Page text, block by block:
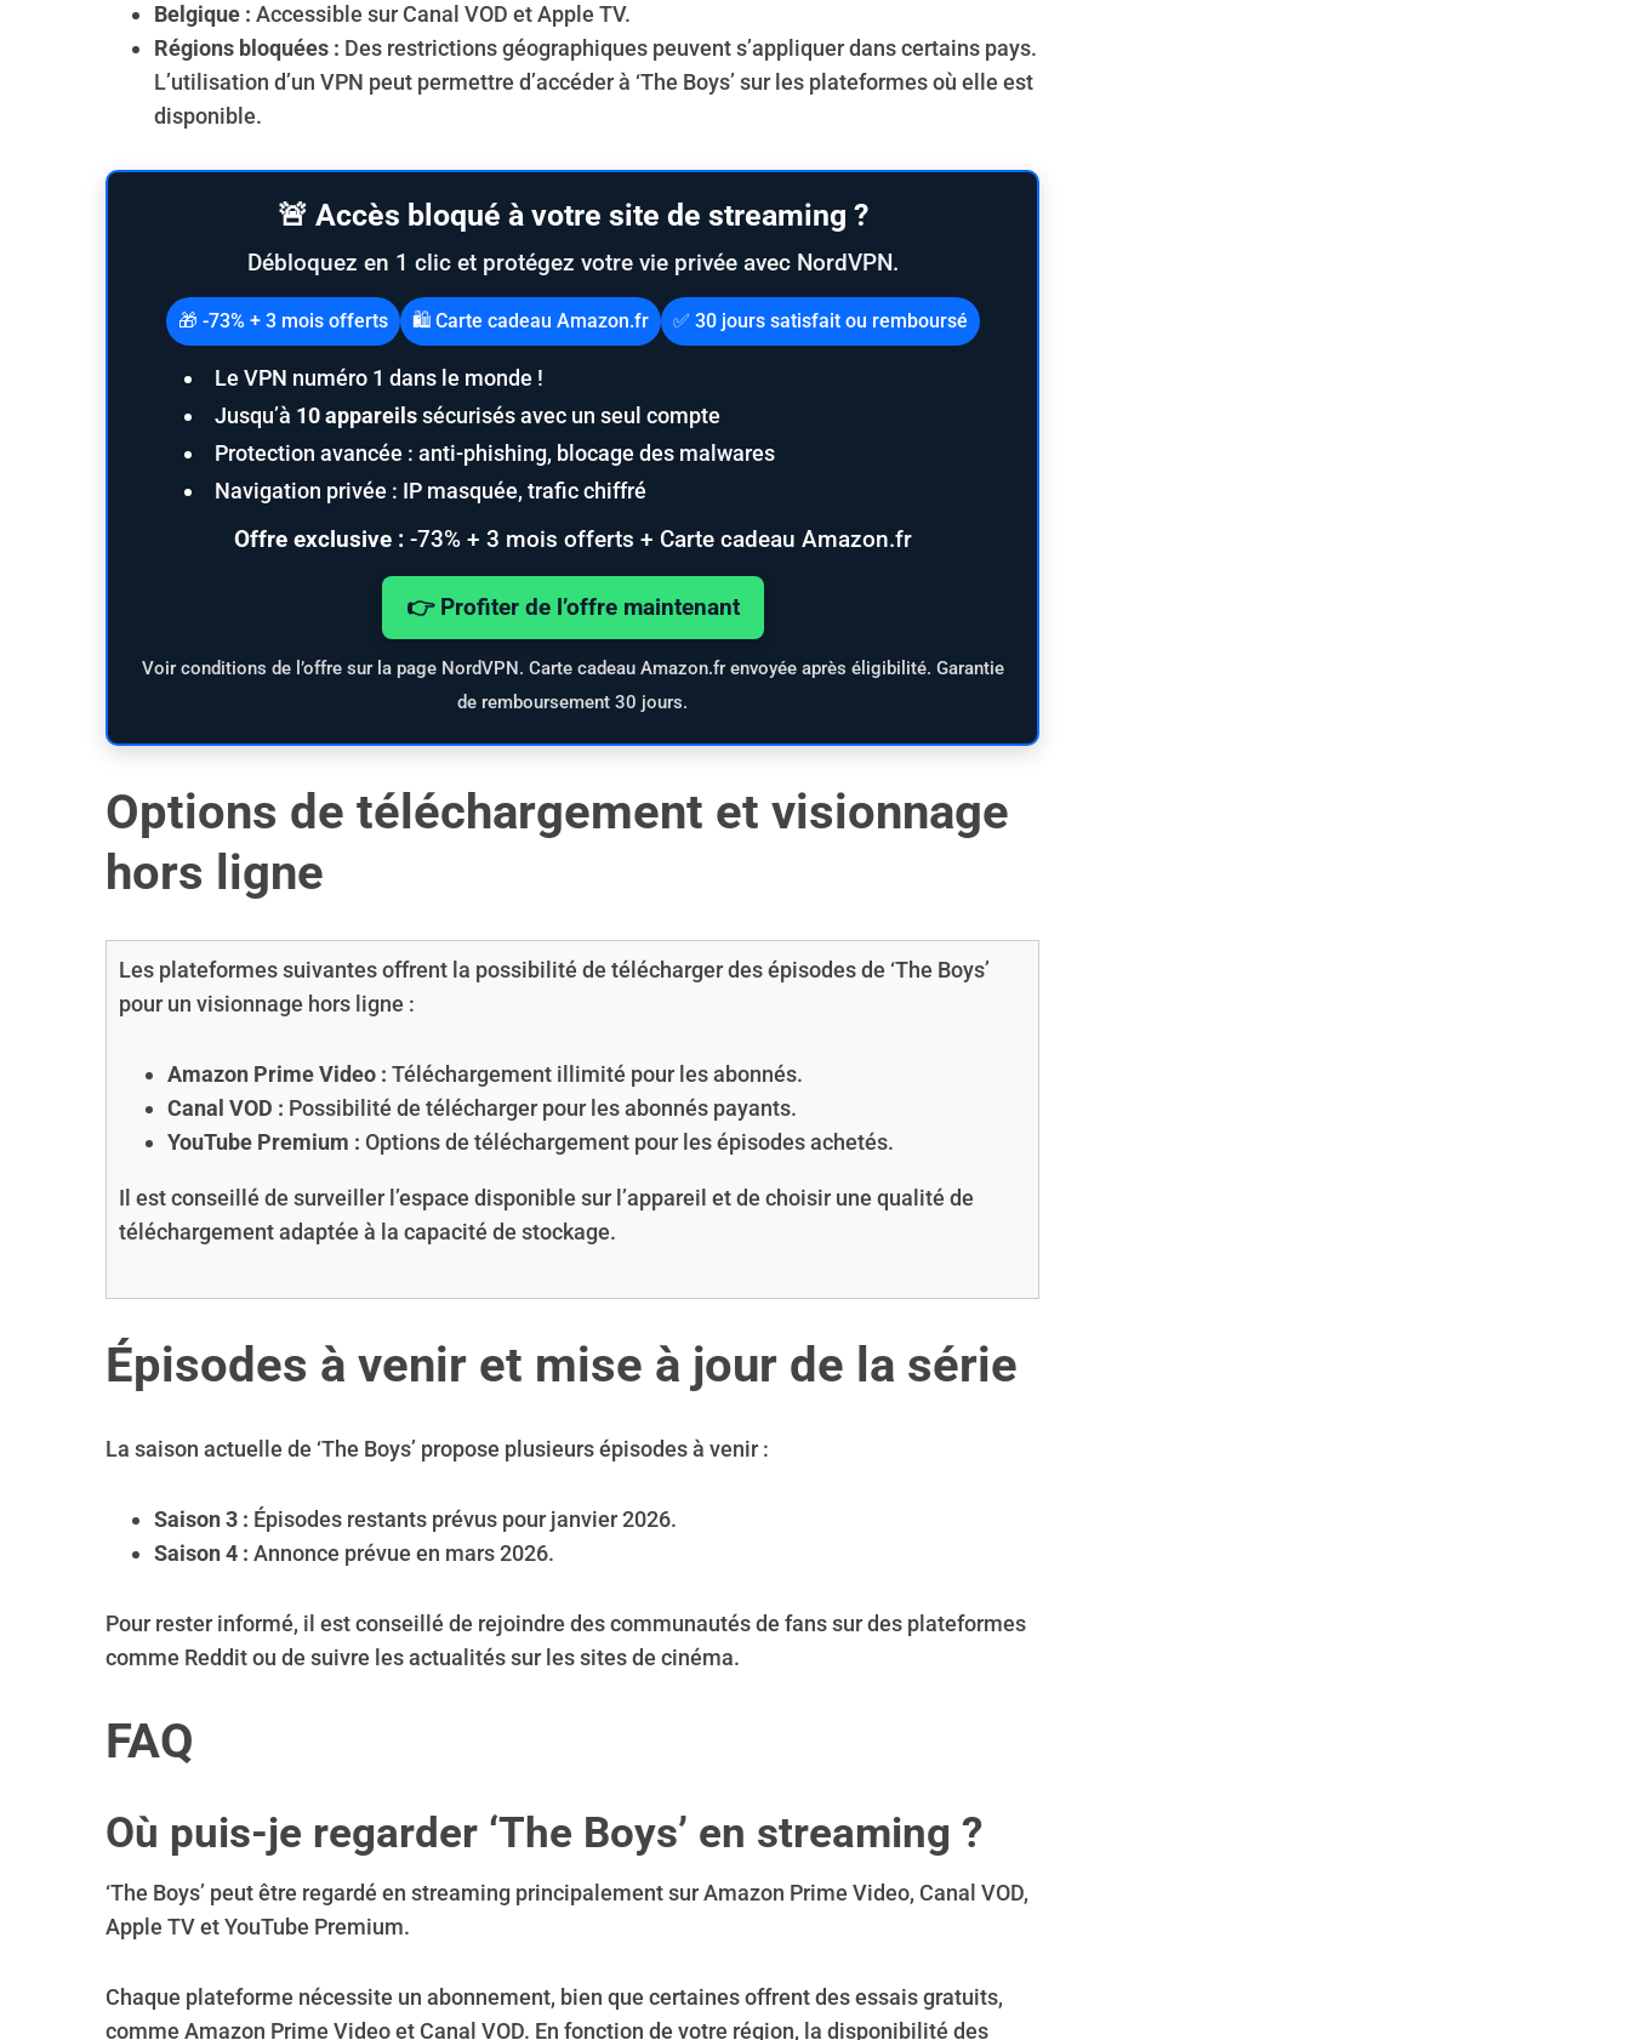
Belgique : Accessible sur Canal VOD et Apple TV.
Régions bloquées : Des restrictions géographiques peuvent s’appliquer dans certains pays.
L’utilisation d’un VPN peut permettre d’accéder à ‘The Boys’ sur les plateformes où elle est
disponible.
🚨 Accès bloqué à votre site de streaming ?
Débloquez en 1 clic et protégez votre vie privée avec NordVPN.
🎁 -73% + 3 mois offerts 🛍️ Carte cadeau Amazon.fr ✅ 30 jours satisfait ou remboursé
Le VPN numéro 1 dans le monde !
Jusqu’à 10 appareilssécurisés avec un seul compte
Protection avancée : anti-phishing, blocage des malwares
Navigation privée : IP masquée, trafic chiffré
Offre exclusive :-73% + 3 mois offerts + Carte cadeau Amazon.fr
👉 Profiter de l’offre maintenant
Voir conditions de l’offre sur la page NordVPN. Carte cadeau Amazon.fr envoyée après éligibilité. Garantie
de remboursement 30 jours.
Options de téléchargement et visionnage
hors ligne
Les plateformes suivantes offrent la possibilité de télécharger des épisodes de ‘The Boys’
pour un visionnage hors ligne :
Amazon Prime Video : Téléchargement illimité pour les abonnés.
Canal VOD : Possibilité de télécharger pour les abonnés payants.
YouTube Premium : Options de téléchargement pour les épisodes achetés.
Il est conseillé de surveiller l’espace disponible sur l’appareil et de choisir une qualité de
téléchargement adaptée à la capacité de stockage.
Épisodes à venir et mise à jour de la série
La saison actuelle de ‘The Boys’ propose plusieurs épisodes à venir :
Saison 3 : Épisodes restants prévus pour janvier 2026.
Saison 4 : Annonce prévue en mars 2026.
Pour rester informé, il est conseillé de rejoindre des communautés de fans sur des plateformes
comme Reddit ou de suivre les actualités sur les sites de cinéma.
FAQ
Où puis-je regarder ‘The Boys’ en streaming ?
‘The Boys’ peut être regardé en streaming principalement sur Amazon Prime Video, Canal VOD,
Apple TV et YouTube Premium.
Chaque plateforme nécessite un abonnement, bien que certaines offrent des essais gratuits,
comme Amazon Prime Video et Canal VOD. En fonction de votre région, la disponibilité des
e
a
c
h
o